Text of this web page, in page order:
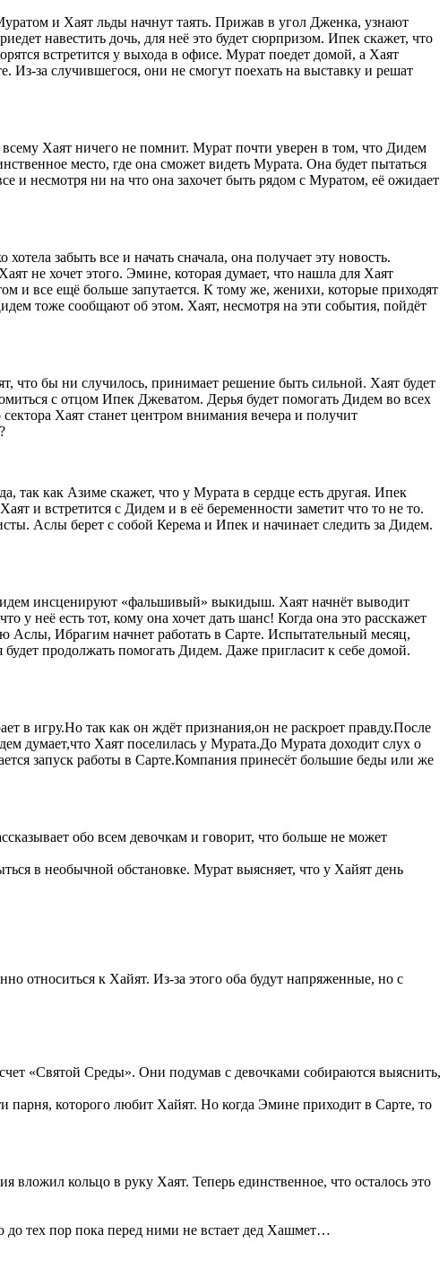
и Хаят льды начнут таять. Прижав в угол Дженка, узнают
навестить дочь, для неё это будет сюрпризом. Ипек скажет, что
встретится у выхода в офисе. Мурат поедет домой, а Хаят
Из-за случившегося, они не смогут поехать на выставку и решат
Хаят ничего не помнит. Мурат почти уверен в том, что Дидем
место, где она сможет видеть Мурата. Она будет пытаться
и несмотря ни на что она захочет быть рядом с Муратом, её ожидает
забыть все и начать сначала, она получает эту новость.
не хочет этого. Эмине, которая думает, что нашла для Хаят
и все ещё больше запутается. К тому же, женихи, которые приходят
тоже сообщают об этом. Хаят, несмотря на эти события, пойдёт
что бы ни случилось, принимает решение быть сильной. Хаят будет
с отцом Ипек Джеватом. Дерья будет помогать Дидем во всех
Хаят станет центром внимания вечера и получит
так как Азиме скажет, что у Мурата в сердце есть другая. Ипек
и встретится с Дидем и в её беременности заметит что то не то.
Аслы берет с собой Керема и Ипек и начинает следить за Дидем.
инсценируют «фальшивый» выкидыш. Хаят начнёт выводит
у неё есть тот, кому она хочет дать шанс! Когда она это расскажет
Ибрагим начнет работать в Сарте. Испытательный месяц,
продолжать помогать Дидем. Даже пригласит к себе домой.
в игру.Но так как он ждёт признания,он не раскроет правду.После
думает,что Хаят поселилась у Мурата.До Мурата доходит слух о
запуск работы в Сарте.Компания принесёт большие беды или же
обо всем девочкам и говорит, что больше не может
в необычной обстановке. Мурат выясняет, что у Хайят день
относиться к Хайят. Из-за этого оба будут напряженные, но с
«Святой Среды». Они подумав с девочками собираются выяснить,
парня, которого любит Хайят. Но когда Эмине приходит в Сарте, то
кольцо в руку Хаят. Теперь единственное, что осталось это
тех пор пока перед ними не встает дед Хашмет…